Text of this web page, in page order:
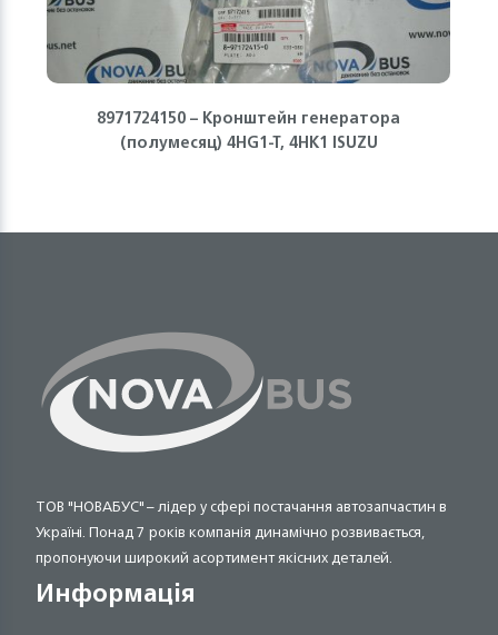
8971724150 – Кронштейн генератора
(полумесяц) 4HG1-T, 4HK1 ISUZU
ТОВ "НОВАБУС" – лідер у сфері постачання автозапчастин в
Україні. Понад 7 років компанія динамічно розвивається,
пропонуючи широкий асортимент якісних деталей.
Информація